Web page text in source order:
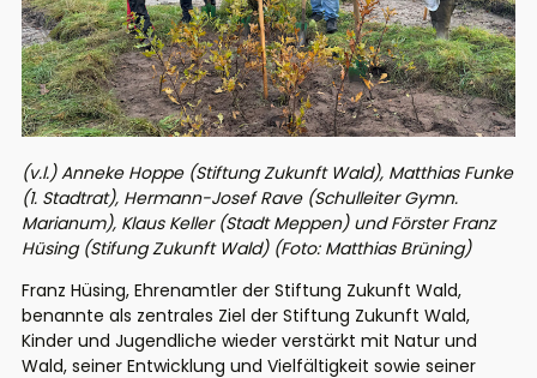
(v.l.) Anneke Hoppe (Stiftung Zukunft Wald), Matthias Funke
(1. Stadtrat), Hermann-Josef Rave (Schulleiter Gymn.
Marianum), Klaus Keller (Stadt Meppen) und Förster Franz
Hüsing (Stifung Zukunft Wald) (Foto: Matthias Brüning)
Franz Hüsing, Ehrenamtler der Stiftung Zukunft Wald,
benannte als zentrales Ziel der Stiftung Zukunft Wald,
Kinder und Jugendliche wieder verstärkt mit Natur und
Wald, seiner Entwicklung und Vielfältigkeit sowie seiner